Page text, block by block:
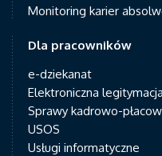
Monitoring karier
Dla pracowników
e-dziekanat
Elektroniczna
Sprawy kadrowo-
USOS
Usługi informatyczne